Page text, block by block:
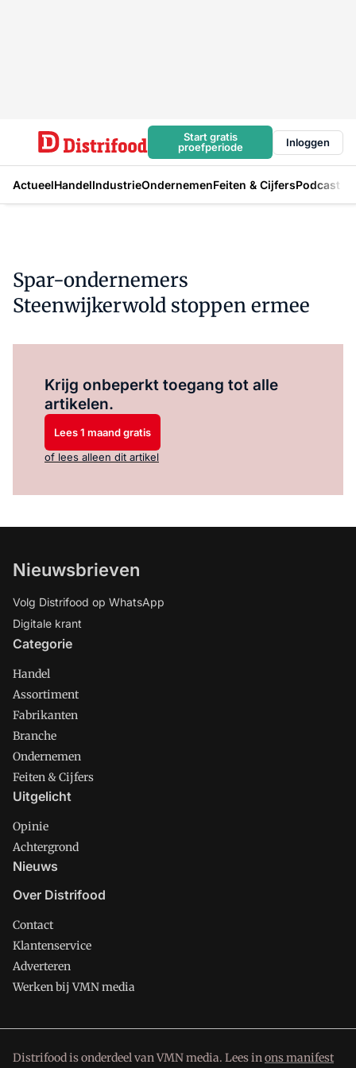
Start gratis
proefperiode
Inloggen
ActueelHandelIndustrieOndernemenFeiten & CijfersPodcast
Spar-ondernemers
Steenwijkerwold stoppen ermee
Krijg onbeperkt toegang tot alle
artikelen.
Lees 1 maand gratis
of lees alleen dit artikel
Nieuwsbrieven
Volg Distrifood op WhatsApp
Digitale krant
Categorie
Handel
Assortiment
Fabrikanten
Branche
Ondernemen
Feiten & Cijfers
Uitgelicht
Opinie
Achtergrond
Nieuws
Over Distrifood
Contact
Klantenservice
Adverteren
Werken bij VMN media
Distrifood is onderdeel van VMN media. Lees inons manifest